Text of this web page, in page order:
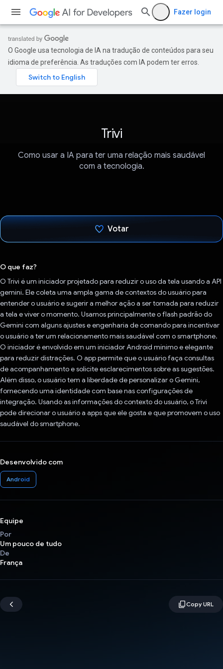
Fazer login
O Google usa tecnologia de IA na tradução de conteúdos para seu
idioma de preferência. As traduções com IA podem ter erros.
Trivi
Como usar a IA para ter uma relação mais saudável
com a tecnologia.
Votar
O que faz?
O Trivi é um iniciador projetado para reduzir o uso da tela usando a API
gemini. Ele coleta uma ampla gama de contextos do usuário para
entender o usuário e sugerir a melhor ação a ser tomada para reduzir
a tela e viver o momento. Usamos principalmente o flash padrão do
Gemini com alguns ajustes e engenharia de comando para incentivar
o usuário a ter um relacionamento mais saudável com o smartphone.
O iniciador é envolvido em um iniciador Android mínimo e elegante
para reduzir distrações. O app permite que o usuário faça consultas
de acompanhamento e solicite esclarecimentos sobre as sugestões.
Além disso, o usuário tem a liberdade de personalizar o Gemini,
fornecendo uma identidade com base nas configurações de
integração. Usando as informações do contexto do usuário, o Trivi
pode direcionar o usuário a apps que ele gosta e que promovem o uso
saudável do smartphone.
Desenvolvido com
Android
Equipe
Por
Um pouco de tudo
De
França